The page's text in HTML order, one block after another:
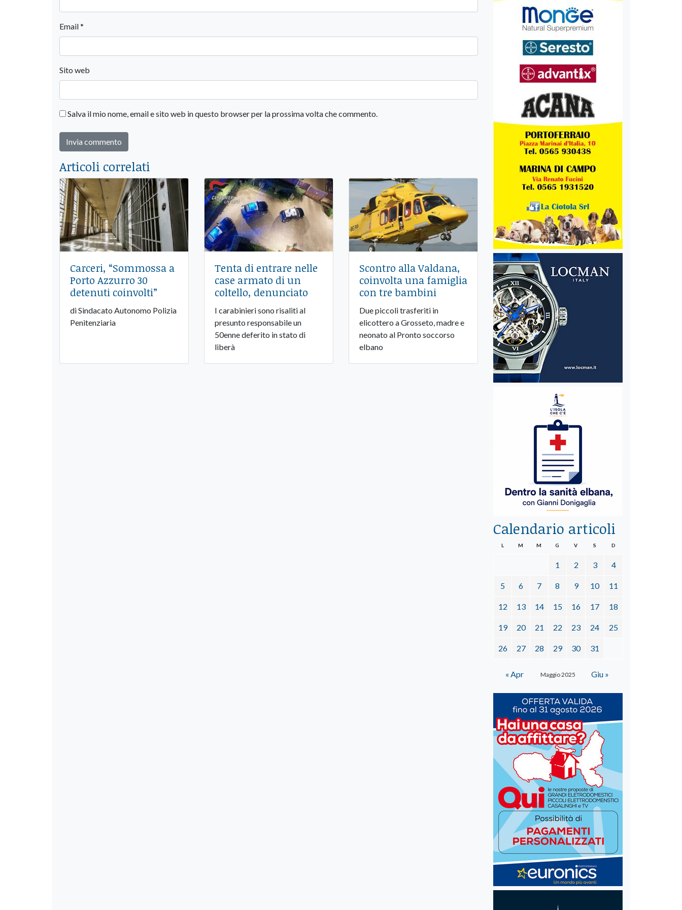
Email*
Sito web
Salva il mio nome, email e sito web in questo browser per la prossima volta che commento.
Articoli correlati
Carceri, “Sommossa a
Porto Azzurro 30
detenuti coinvolti”
di Sindacato Autonomo Polizia
Penitenziaria
Tenta di entrare nelle
case armato di un
coltello, denunciato
I carabinieri sono risaliti al
presunto responsabile un
50enne deferito in stato di
liberà
Scontro alla Valdana,
coinvolta una famiglia
con tre bambini
Due piccoli trasferiti in
elicottero a Grosseto, madre e
neonato al Pronto soccorso
elbano
Calendario articoli
Maggio 2025
L M M G V S D
1 2 3 4
5 6 7 8 9 10 11
12 13 14 15 16 17 18
19 20 21 22 23 24 25
26 27 28 29 30 31
« Apr Giu »